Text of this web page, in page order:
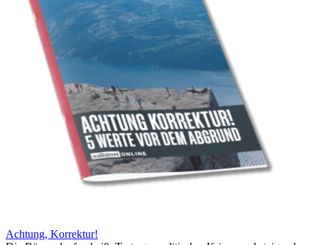
Achtung, Korrektur!